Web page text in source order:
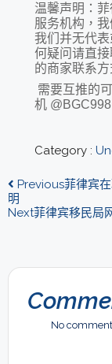
温馨声明：
服务机构，
我们并无代
何疑问请直
的商家联系方
需要互推的
机
Category :
Previous菲律宾
明
Next菲律宾移民局
No